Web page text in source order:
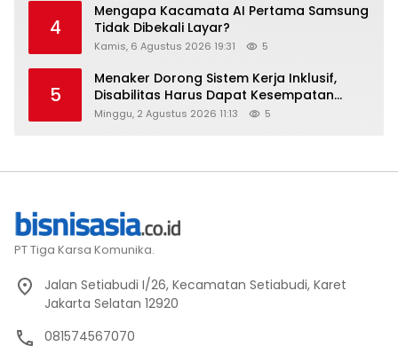
4
Mengapa Kacamata AI Pertama Samsung
Tidak Dibekali Layar?
Kamis, 6 Agustus 2026 19:31 5
5
Menaker Dorong Sistem Kerja Inklusif,
Disabilitas Harus Dapat Kesempatan
Setara
Minggu, 2 Agustus 2026 11:13 5
PT Tiga Karsa Komunika.
Jalan Setiabudi I/26, Kecamatan Setiabudi, Karet
Jakarta Selatan 12920
081574567070